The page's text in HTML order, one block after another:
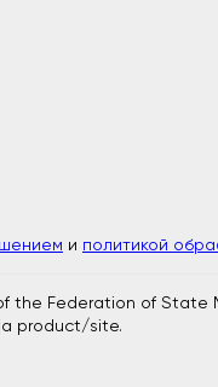
и политикой
Federation of State
product/site.